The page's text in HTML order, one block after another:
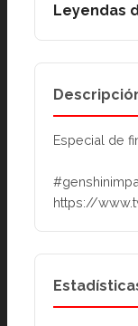
Leyendas
Especial de
https://